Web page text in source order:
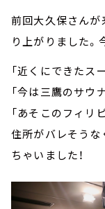
前回大久保さん
り上がりました
「近くにできたス
「今は三鷹のサウ
「あそこのフィリ
住所がバレそうな
ちゃいました！